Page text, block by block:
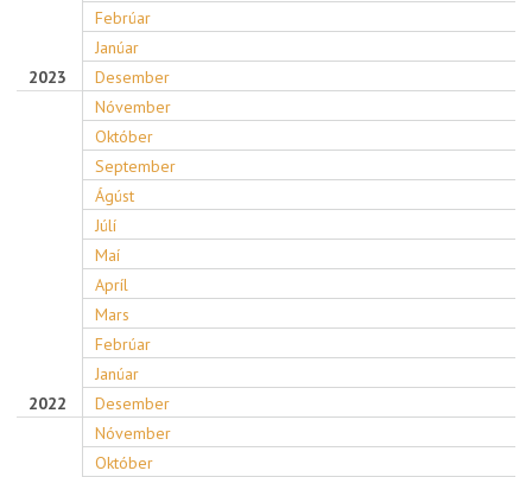
Febrúar
Janúar
2023
Desember
Nóvember
Október
September
Ágúst
Júlí
Maí
Apríl
Mars
Febrúar
Janúar
2022
Desember
Nóvember
Október